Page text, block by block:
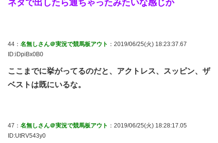
ネタで出したら通ちゃったみたいな感じか
44： 名無しさん＠実況で競馬板アウト ：2019/06/25(火) 18:23:37.67
ID:iDpiBx0B0
ここまでに挙がってるのだと、アクトレス、スッピン、ザ
ベストは既にいるな。
47： 名無しさん＠実況で競馬板アウト ：2019/06/25(火) 18:28:17.05
ID:UtRV543y0